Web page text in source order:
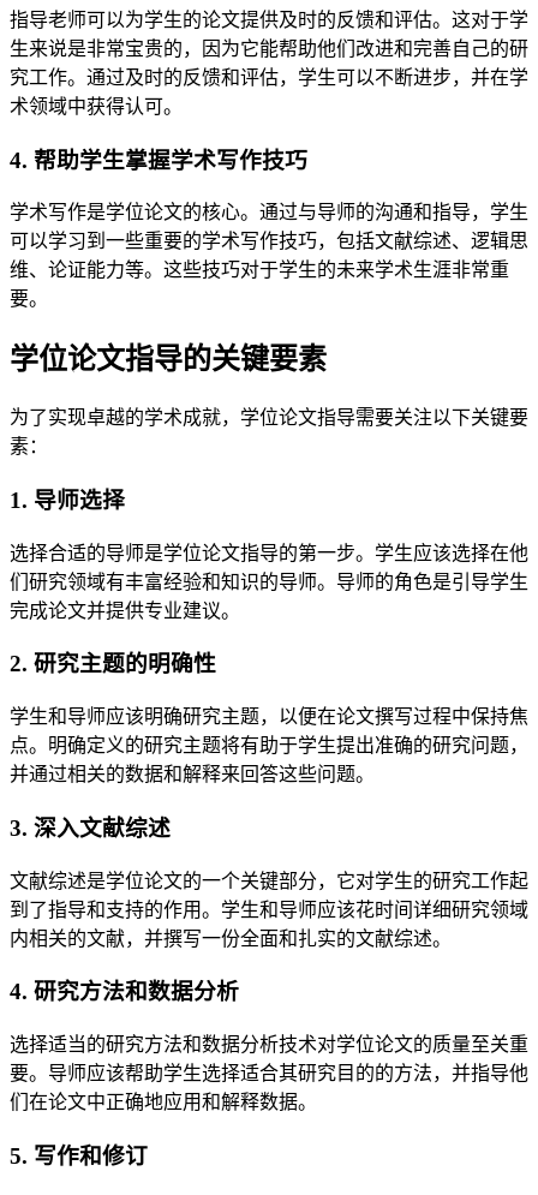
指导老师可以为学生的论文提供及时的反馈和评估。这对于学
生来说是非常宝贵的，因为它能帮助他们改进和完善自己的研
究工作。通过及时的反馈和评估，学生可以不断进步，并在学
术领域中获得认可。
4. 帮助学生掌握学术写作技巧
学术写作是学位论文的核心。通过与导师的沟通和指导，学生
可以学习到一些重要的学术写作技巧，包括文献综述、逻辑思
维、论证能力等。这些技巧对于学生的未来学术生涯非常重
要。
学位论文指导的关键要素
为了实现卓越的学术成就，学位论文指导需要关注以下关键要
素：
1. 导师选择
选择合适的导师是学位论文指导的第一步。学生应该选择在他
们研究领域有丰富经验和知识的导师。导师的角色是引导学生
完成论文并提供专业建议。
2. 研究主题的明确性
学生和导师应该明确研究主题，以便在论文撰写过程中保持焦
点。明确定义的研究主题将有助于学生提出准确的研究问题，
并通过相关的数据和解释来回答这些问题。
3. 深入文献综述
文献综述是学位论文的一个关键部分，它对学生的研究工作起
到了指导和支持的作用。学生和导师应该花时间详细研究领域
内相关的文献，并撰写一份全面和扎实的文献综述。
4. 研究方法和数据分析
选择适当的研究方法和数据分析技术对学位论文的质量至关重
要。导师应该帮助学生选择适合其研究目的的方法，并指导他
们在论文中正确地应用和解释数据。
5. 写作和修订